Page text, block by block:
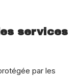
services
par les